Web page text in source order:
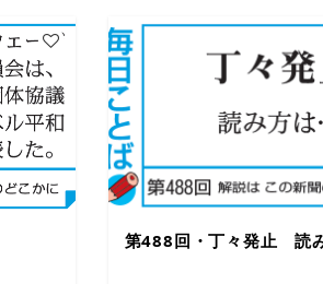
第488回・丁々発止 読